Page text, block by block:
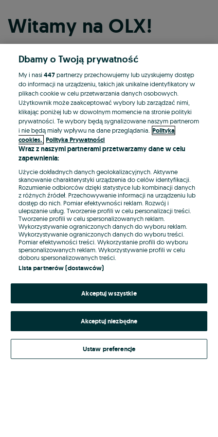
Witamy na OLX!
Kontynuuj przez Facebooka
Kontynuuj przez konto Apple
Kontynuuj przez konto Google
LUB
E-mail
Hasło
Nie pamiętasz hasła?
Zaloguj się
Kontynuując za pośrednictwem jednego z dostawców wskazanych powyżej,
Regulamin serwisuOLX.pl w jego aktualnym brzmieniu.
Dbamy o Twoją prywatność
My i nasi447partnerzy przechowujemy lub uzyskujemy dostęp
do informacji na urządzeniu, takich jak unikalne identyfikatory w
plikach cookie w celu przetwarzania danych osobowych.
Użytkownik może zaakceptować wybory lub zarządzać nimi,
klikając poniżej lub w dowolnym momencie na stronie polityki
prywatności. Te wybory będą sygnalizowane naszym partnerom
i nie będą miały wpływu na dane przeglądania. Polityka
cookies, Polityka Prywatności
Wraz z naszymi partnerami przetwarzamy dane w celu
zapewnienia:
Użycie dokładnych danych geolokalizacyjnych. Aktywne
skanowanie charakterystyki urządzenia do celów identyfikacji.
Rozumienie odbiorców dzięki statystyce lub kombinacji danych
z różnych źródeł. Przechowywanie informacji na urządzeniu lub
dostęp do nich. Pomiar efektywności reklam. Rozwój i
ulepszanie usług. Tworzenie profili w celu personalizacji treści.
Tworzenie profili w celu spersonalizowanych reklam.
Wykorzystywanie ograniczonych danych do wyboru reklam.
Wykorzystywanie ograniczonych danych do wyboru treści.
Pomiar efektywności treści. Wykorzystanie profili do wyboru
spersonalizowanych reklam. Wykorzystywanie profili w celu
doboru spersonalizowanych treści.
Lista partnerów (dostawców)
Akceptuj wszystkie
Akceptuj niezbędne
Ustaw preferencje